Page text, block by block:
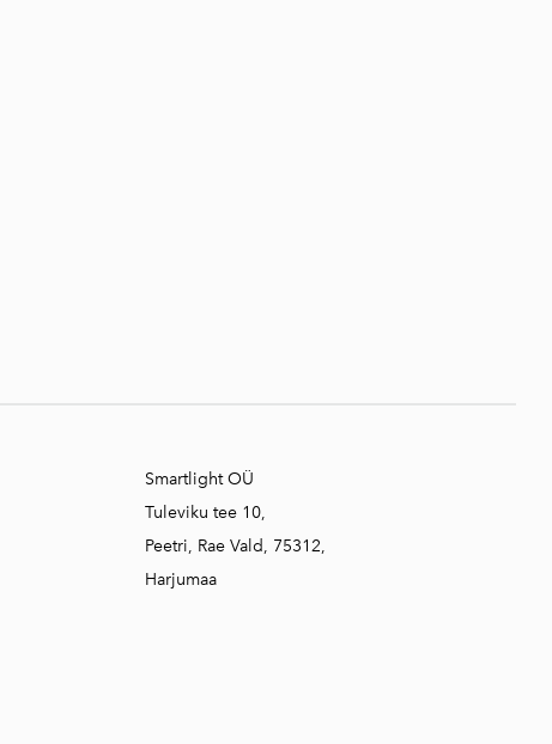
Smartlight OÜ
Tuleviku tee 10,
Peetri, Rae Vald, 75312,
Harjumaa